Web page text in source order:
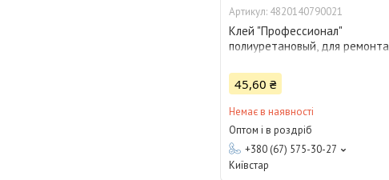
4820140790021
Клей "Профессионал"
полиуретановый, для ремонта
45,60 ₴
Немає в наявності
Оптом і в роздріб
+380 (67) 575-30-27
Київстар